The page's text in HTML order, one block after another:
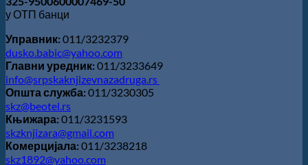
у ОТП банци
Управник:011/3232379
dusko.babic@yahoo.com
Главни уредник:011/3233649
info@srpskaknjizevnazadruga.rs
Општа служба:011/3230305
skz@beotel.rs
Књижара:011/3231593
skzknjizara@gmail.com
Комерцијала:011/3238218
skz1892@yahoo.com